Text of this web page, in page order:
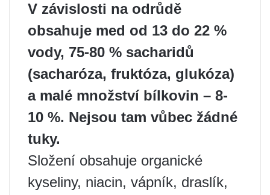
V závislosti na odrůdě
obsahuje med od 13 do 22 %
vody, 75-80 % sacharidů
(sacharóza, fruktóza, glukóza)
a malé množství bílkovin – 8-
10 %. Nejsou tam vůbec žádné
tuky.
Složení obsahuje organické
kyseliny, niacin, vápník, draslík,